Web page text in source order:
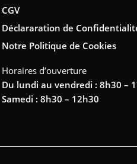
CGV
Déclararation de
Notre Politique de Cookies
Horaires d’ouverture
Du lundi au vendredi : 8h30 –
Samedi : 8h30 – 12h30